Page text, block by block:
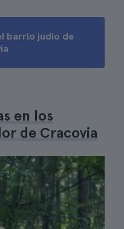
barrio judío de
en los
de Cracovia